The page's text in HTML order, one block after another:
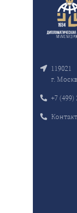
119021
г.
+7 (499)